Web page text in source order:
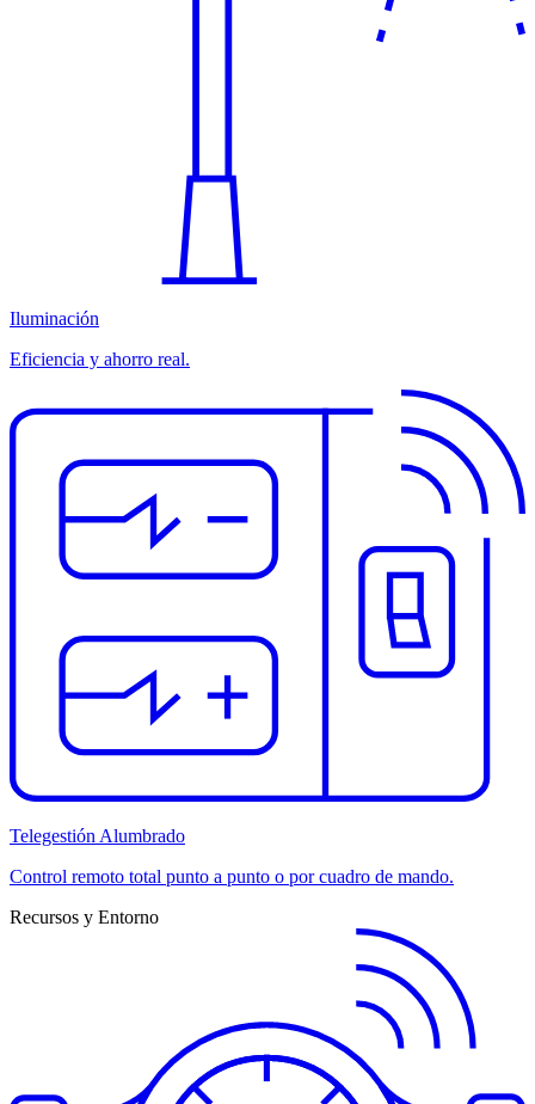
Iluminación
Eficiencia y ahorro real.
Telegestión Alumbrado
Control remoto total punto a punto o por cuadro de mando.
Recursos y Entorno